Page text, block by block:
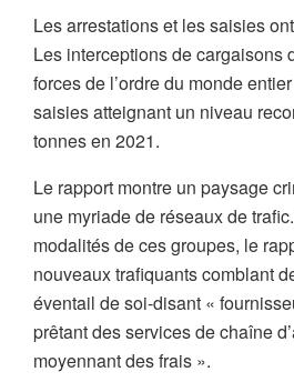
Les arrestations et les saisies
Les interceptions de cargaisons
forces de l’ordre du monde
saisies atteignant un niveau
tonnes en 2021.
Le rapport montre un paysage
une myriade de réseaux de
modalités de ces groupes, le
nouveaux trafiquants comblant
éventail de soi-disant «
prêtant des services de chaîne
moyennant des frais ».